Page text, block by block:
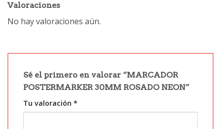
Valoraciones
No hay valoraciones aún.
Sé el primero en valorar “MARCADOR
POSTERMARKER 30MM ROSADO NEON”
Tu valoración *